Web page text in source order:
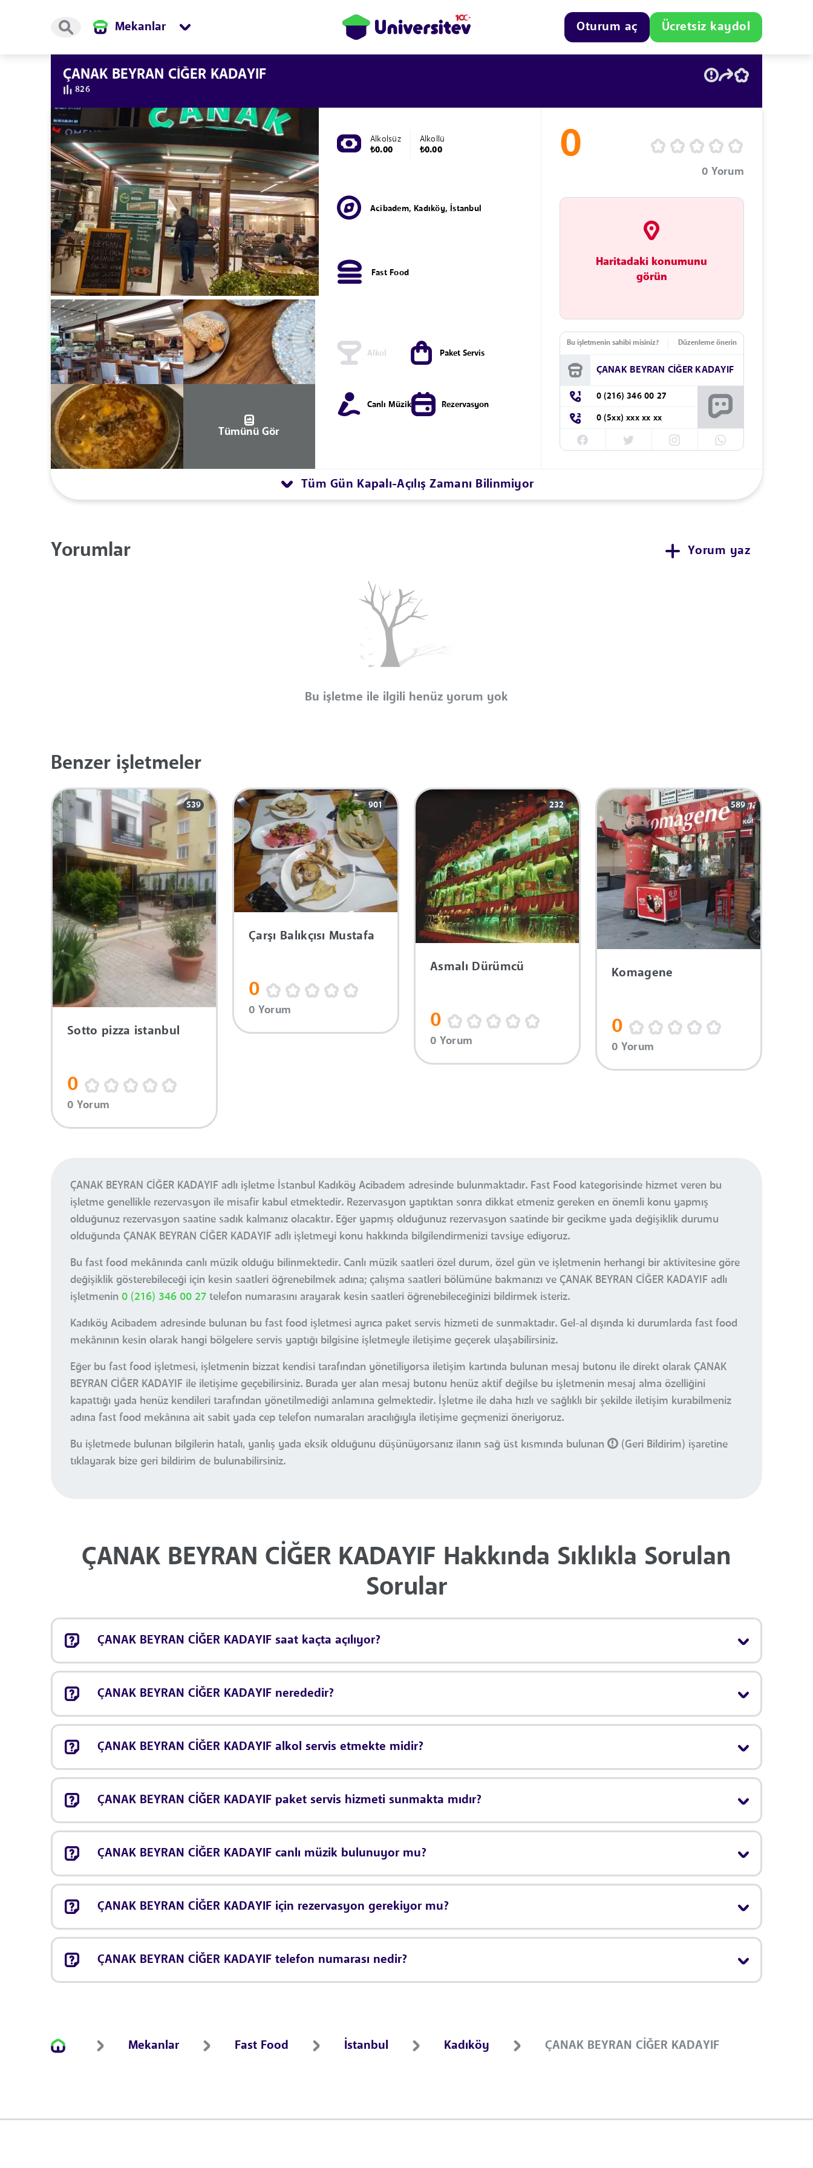
Mekanlar Oturum aç Ücretsiz kaydol
ÇANAK BEYRAN CİĞER KADAYIF
826
Tümünü Gör
Alkolsüz
₺0.00
Alkollü
₺0.00
Acibadem, Kadıköy, İstanbul
Fast Food
Alkol Paket Servis
Canlı Müzik Rezervasyon
0
0 Yorum
Haritadaki konumunu
görün
Bu işletmenin sahibi misiniz? Düzenleme önerin
ÇANAK BEYRAN CİĞER KADAYIF
0 (216) 346 00 27
0 (5xx) xxx xx xx
Tüm Gün Kapalı-Açılış Zamanı Bilinmiyor
Yorumlar Yorum yaz
Bu işletme ile ilgili henüz yorum yok
Benzer işletmeler
539
Sotto pizza istanbul
0
0 Yorum
901
Çarşı Balıkçısı Mustafa
0
0 Yorum
232
Asmalı Dürümcü
0
0 Yorum
589
Komagene
0
0 Yorum
ÇANAK BEYRAN CİĞER KADAYIF adlı işletme İstanbul Kadıköy Acibadem adresinde bulunmaktadır. Fast Food kategorisinde hizmet veren bu
işletme genellikle rezervasyon ile misafir kabul etmektedir. Rezervasyon yaptıktan sonra dikkat etmeniz gereken en önemli konu yapmış
olduğunuz rezervasyon saatine sadık kalmanız olacaktır. Eğer yapmış olduğunuz rezervasyon saatinde bir gecikme yada değişiklik durumu
olduğunda ÇANAK BEYRAN CİĞER KADAYIF adlı işletmeyi konu hakkında bilgilendirmenizi tavsiye ediyoruz.
Bu fast food mekânında canlı müzik olduğu bilinmektedir. Canlı müzik saatleri özel durum, özel gün ve işletmenin herhangi bir aktivitesine göre
değişiklik gösterebileceği için kesin saatleri öğrenebilmek adına; çalışma saatleri bölümüne bakmanızı ve ÇANAK BEYRAN CİĞER KADAYIF adlı
işletmenin 0 (216) 346 00 27 telefon numarasını arayarak kesin saatleri öğrenebileceğinizi bildirmek isteriz.
Kadıköy Acibadem adresinde bulunan bu fast food işletmesi ayrıca paket servis hizmeti de sunmaktadır. Gel-al dışında ki durumlarda fast food
mekânının kesin olarak hangi bölgelere servis yaptığı bilgisine işletmeyle iletişime geçerek ulaşabilirsiniz.
Eğer bu fast food işletmesi, işletmenin bizzat kendisi tarafından yönetiliyorsa iletişim kartında bulunan mesaj butonu ile direkt olarak ÇANAK
BEYRAN CİĞER KADAYIF ile iletişime geçebilirsiniz. Burada yer alan mesaj butonu henüz aktif değilse bu işletmenin mesaj alma özelliğini
kapattığı yada henüz kendileri tarafından yönetilmediği anlamına gelmektedir. İşletme ile daha hızlı ve sağlıklı bir şekilde iletişim kurabilmeniz
adına fast food mekânına ait sabit yada cep telefon numaraları aracılığıyla iletişime geçmenizi öneriyoruz.
Bu işletmede bulunan bilgilerin hatalı, yanlış yada eksik olduğunu düşünüyorsanız ilanın sağ üst kısmında bulunan
(Geri Bildirim) işaretine
tıklayarak bize geri bildirim de bulunabilirsiniz.
ÇANAK BEYRAN CİĞER KADAYIF Hakkında Sıklıkla Sorulan
Sorular
ÇANAK BEYRAN CİĞER KADAYIF saat kaçta açılıyor?
ÇANAK BEYRAN CİĞER KADAYIF nerededir?
ÇANAK BEYRAN CİĞER KADAYIF alkol servis etmekte midir?
ÇANAK BEYRAN CİĞER KADAYIF paket servis hizmeti sunmakta mıdır?
ÇANAK BEYRAN CİĞER KADAYIF canlı müzik bulunuyor mu?
ÇANAK BEYRAN CİĞER KADAYIF için rezervasyon gerekiyor mu?
ÇANAK BEYRAN CİĞER KADAYIF telefon numarası nedir?
Mekanlar Fast Food İstanbul Kadıköy ÇANAK BEYRAN CİĞER KADAYIF